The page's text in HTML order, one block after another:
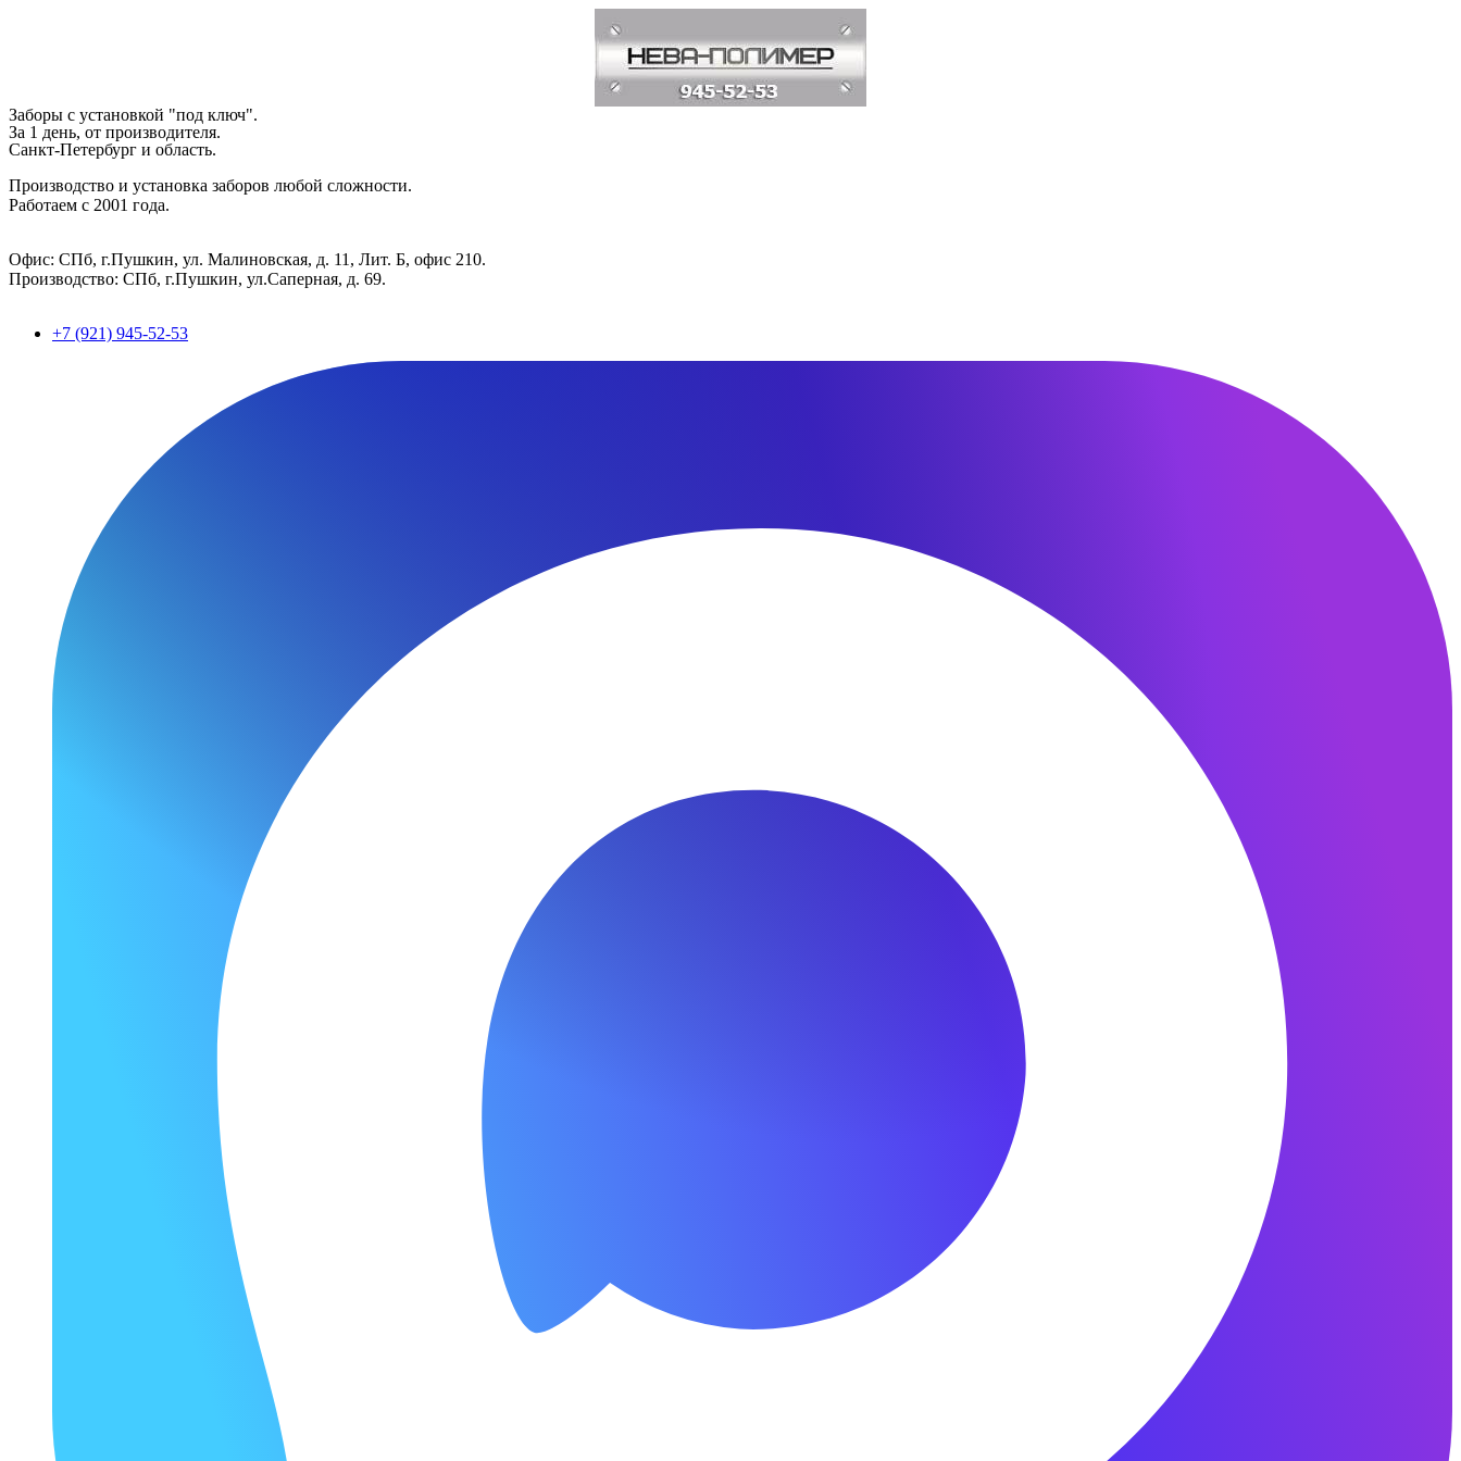
Заборы с установкой "под ключ".
За 1 день, от производителя.
Санкт-Петербург и область.
Производство и установка заборов любой сложности.
Работаем с 2001 года.
Офис: СПб, г.Пушкин, ул. Малиновская, д. 11, Лит. Б, офис 210.
Производство: СПб, г.Пушкин, ул.Саперная, д. 69.
+7 (921) 945-52-53